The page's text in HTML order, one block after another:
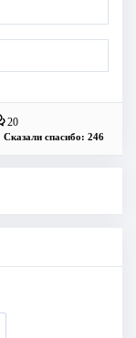
20
Сказали спасибо: 246